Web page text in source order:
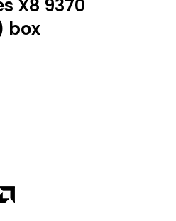
X8 9370
box